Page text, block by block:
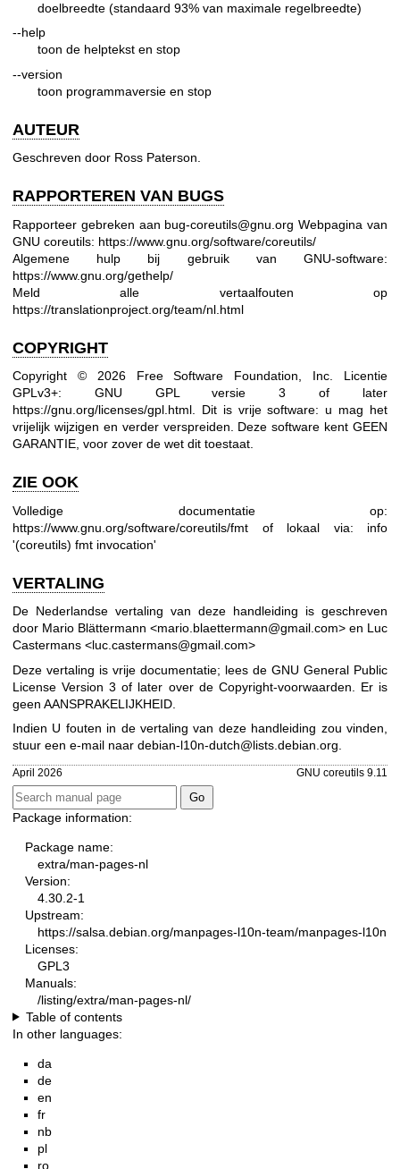
doelbreedte (standaard 93% van maximale regelbreedte)
--help
toon de helptekst en stop
--version
toon programmaversie en stop
AUTEUR
Geschreven door Ross Paterson.
RAPPORTEREN VAN BUGS
Rapporteer gebreken aan bug-coreutils@gnu.orgWebpagina van
GNU coreutils: https://www.gnu.org/software/coreutils/
Algemene hulp bij gebruik van GNU-software:
https://www.gnu.org/gethelp/
Meld alle vertaalfouten op
https://translationproject.org/team/nl.html
COPYRIGHT
Copyright © 2026 Free Software Foundation, Inc. Licentie
GPLv3+: GNU GPL versie 3 of later
https://gnu.org/licenses/gpl.html. Dit is vrije software: u mag het
vrijelijk wijzigen en verder verspreiden. Deze software kent GEEN
GARANTIE, voor zover de wet dit toestaat.
ZIE OOK
Volledige documentatie op:
https://www.gnu.org/software/coreutils/fmt
of lokaal via: info
'(coreutils) fmt invocation'
VERTALING
De Nederlandse vertaling van deze handleiding is geschreven
door Mario Blättermann <mario.blaettermann@gmail.com> en Luc
Castermans <luc.castermans@gmail.com>
Deze vertaling is vrije documentatie; lees de GNU General Public
License Version 3 of later over de Copyright-voorwaarden. Er is
geen AANSPRAKELIJKHEID.
Indien U fouten in de vertaling van deze handleiding zou vinden,
stuur een e-mail naar debian-l10n-dutch@lists.debian.org
April 2026 GNU coreutils 9.11
Package information:
Package name:
extra/man-pages-nl
Version:
4.30.2-1
Upstream:
https://salsa.debian.org/manpages-l10n-team/manpages-l10n
Licenses:
GPL3
Manuals:
/listing/extra/man-pages-nl/
Table of contents
In other languages:
da
de
en
fr
nb
pl
ro